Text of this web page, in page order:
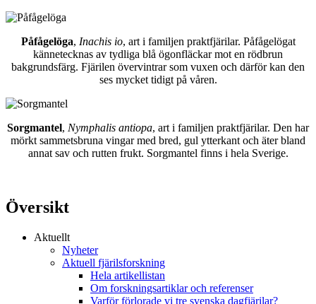
Påfågelöga, Inachis io, art i familjen praktfjärilar. Påfågelögat
kännetecknas av tydliga blå ögonfläckar mot en rödbrun
bakgrundsfärg. Fjärilen övervintrar som vuxen och därför kan den
ses mycket tidigt på våren.
Sorgmantel, Nymphalis antiopa, art i familjen praktfjärilar. Den har
mörkt sammetsbruna vingar med bred, gul ytterkant och äter bland
annat sav och rutten frukt. Sorgmantel finns i hela Sverige.
Översikt
Aktuellt
Nyheter
Aktuell fjärilsforskning
Hela artikellistan
Om forskningsartiklar och referenser
Varför förlorade vi tre svenska dagfjärilar?